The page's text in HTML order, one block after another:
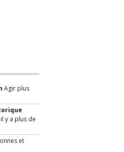
et
où
Agir plus
y a plus de
et